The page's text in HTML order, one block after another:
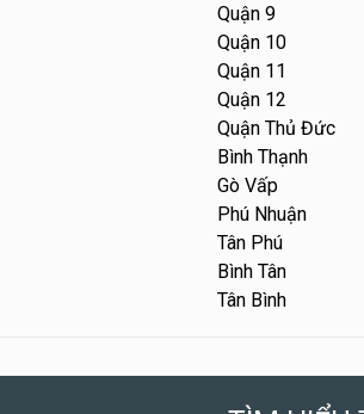
Quận 9
Quận 10
Quận 11
Quận 12
Quận Thủ Đức
Bình Thạnh
Gò Vấp
Phú Nhuận
Tân Phú
Bình Tân
Tân Bình